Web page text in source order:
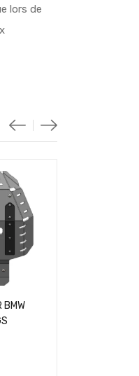
lors de
BMW